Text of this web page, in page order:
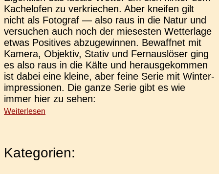
Kachel­ofen zu ver­krie­chen. Aber knei­fen gilt
nicht als Foto­graf — also raus in die Natur und
ver­su­chen auch noch der mie­ses­ten Wet­ter­la­ge
etwas Posi­ti­ves abzu­ge­win­nen. Bewaff­net mit
Kamera, Objek­tiv, Stativ und Fern­aus­lö­ser ging
es also raus in die Kälte und her­aus­ge­kom­men
ist dabei eine kleine, aber feine Serie mit Win­ter­
im­pres­sio­nen. Die ganze Serie gibt es wie
immer hier zu sehen:
Weiterlesen
Kategorien: